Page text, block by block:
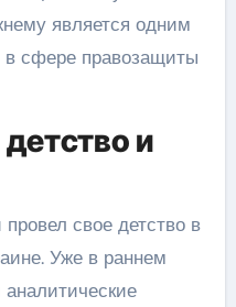
является одним
в сфере правозащиты
и
свое детство в
Уже в раннем